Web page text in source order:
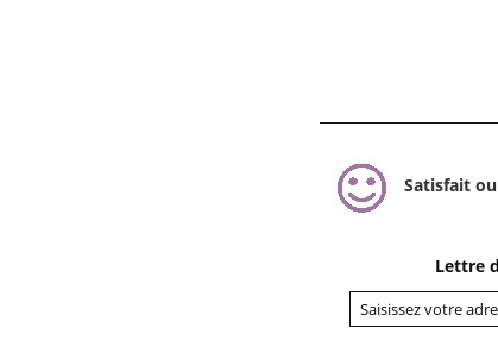
Satisfait
Lettre